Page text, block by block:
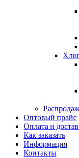
Оптовый прайс
Оплата и
Как заказать
Информация
Контакты